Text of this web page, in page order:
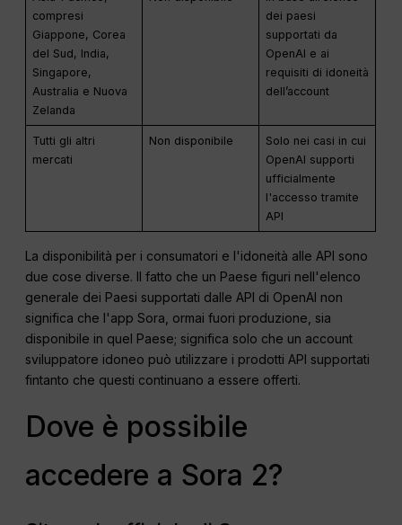
compresi
Giappone, Corea
del Sud, India,
Singapore,
Australia e Nuova
Zelanda
dei paesi
supportati da
OpenAI e ai
requisiti di idoneità
dell’account
Tutti gli altri
mercati
Non disponibile
Solo nei casi in cui
OpenAI supporti
ufficialmente
l'accesso tramite
API
La disponibilità per i consumatori e l'idoneità alle API sono
due cose diverse. Il fatto che un Paese figuri nell'elenco
generale dei Paesi supportati dalle API di OpenAI non
significa che l'app Sora, ormai fuori produzione, sia
disponibile in quel Paese; significa solo che un account
sviluppatore idoneo può utilizzare i prodotti API supportati
fintanto che questi continuano a essere offerti.
Dove è possibile
accedere a Sora 2?